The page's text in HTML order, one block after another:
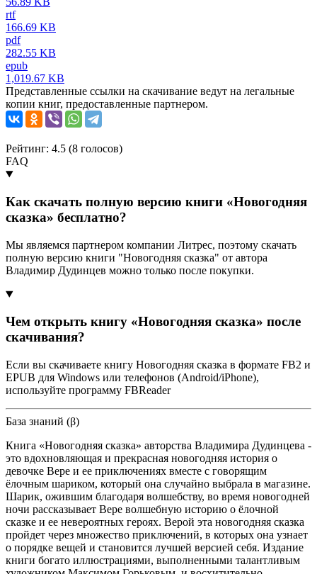
rtf
166.69 KB
pdf
282.55 KB
epub
1,019.67 KB
Представленные ссылки на скачивание ведут на легальные
копии книг, предоставленные партнером.
Рейтинг: 4.5 (8 голосов)
FAQ
Как скачать полную версию книги «Новогодняя
сказка» бесплатно?
Мы являемся партнером компании Литрес, поэтому скачать
полную версию книги "Новогодняя сказка" от автора
Владимир Дудинцев можно только после покупки.
Чем открыть книгу «Новогодняя сказка» после
скачивания?
Если вы скачиваете книгу Новогодняя сказка в формате FB2 и
EPUB для Windows или телефонов (Android/iPhone),
используйте программу FBReader
База знаний (β)
Книга «Новогодняя сказка» авторства Владимира Дудинцева -
это вдохновляющая и прекрасная новогодняя история о
девочке Вере и ее приключениях вместе с говорящим
ёлочным шариком, который она случайно выбрала в магазине.
Шарик, ожившим благодаря волшебству, во время новогодней
ночи рассказывает Вере волшебную историю о ёлочной
сказке и ее невероятных героях. Верой эта новогодняя сказка
пройдет через множество приключений, в которых она узнает
о порядке вещей и становится лучшей версией себя. Издание
книги богато иллюстрациями, выполненными талантливым